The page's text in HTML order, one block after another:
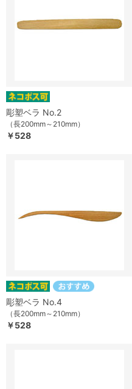
彫塑ベラ No.2
（長200mm～210mm）
￥528
彫塑ベラ No.4
（長200mm～210mm）
￥528